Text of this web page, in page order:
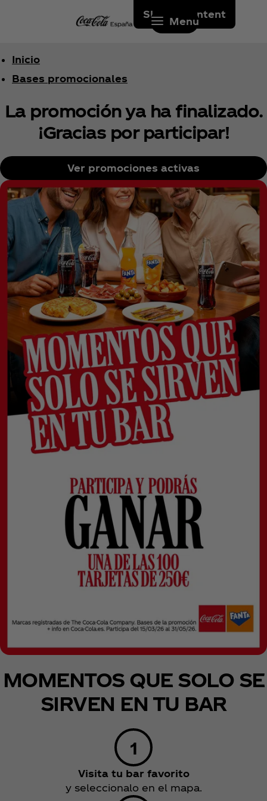
Skip to content
Menu
Inicio
Bases promocionales
La promoción ya ha finalizado.
¡Gracias por participar!
Ver promociones activas
MOMENTOS QUE SOLO SE
SIRVEN EN TU BAR
Visita tu bar favorito
y seleccionalo en el mapa.